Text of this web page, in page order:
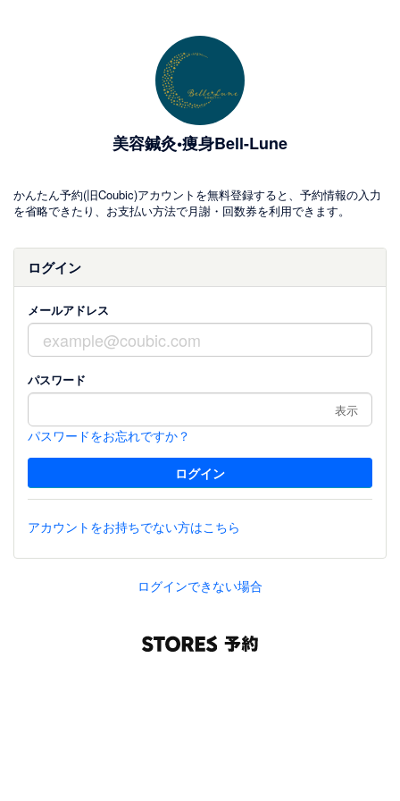
美容鍼灸•痩身Bell-Lune
かんたん予約(旧Coubic)アカウントを無料登録すると、予約情報の入力
を省略できたり、お支払い方法で月謝・回数券を利用できます。
ログイン
メールアドレス
パスワード
表示
パスワードをお忘れですか？
アカウントをお持ちでない方はこちら
ログインできない場合